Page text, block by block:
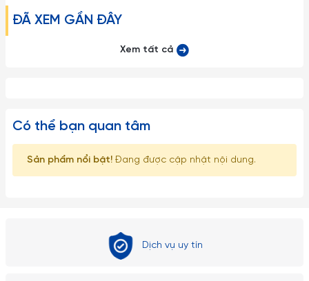
ĐÃ XEM GẦN ĐÂY
Xem tất cả
Có thể bạn quan tâm
Sản phẩm nổi bật! Đang được cập nhật nội dung.
Dịch vụ uy tín